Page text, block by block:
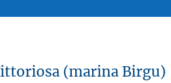
(marina Birgu)